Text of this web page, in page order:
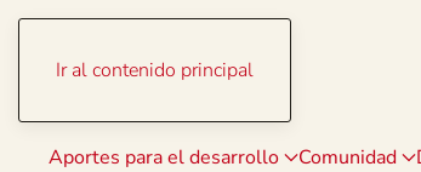
Ir al contenido principal
Aportes para el desarrollo Comunidad